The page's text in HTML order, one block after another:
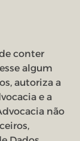
conter
algum
autoriza a
e a
não